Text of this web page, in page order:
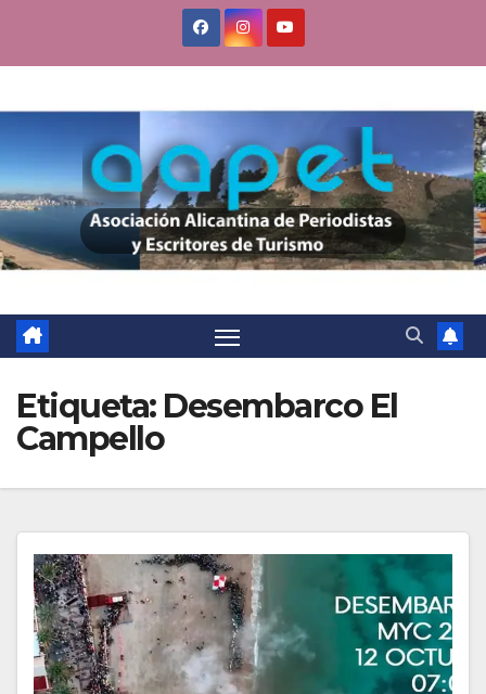
Etiqueta: Desembarco El
Campello